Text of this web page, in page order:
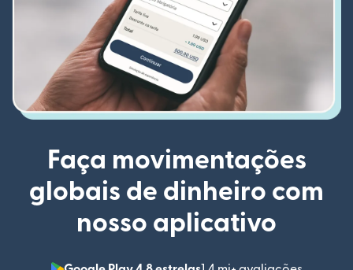
Faça movimentações
globais de dinheiro com
nosso aplicativo